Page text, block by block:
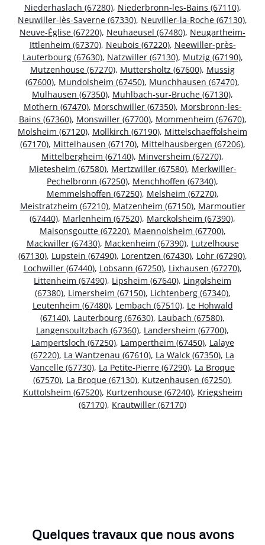
Niederhaslach (67280), Niederbronn-les-Bains (67110),
Neuwiller-lès-Saverne (67330), Neuviller-la-Roche (67130),
Neuve-Église (67220), Neuhaeusel (67480), Neugartheim-
Ittlenheim (67370), Neubois (67220), Neewiller-près-
Lauterbourg (67630), Natzwiller (67130), Mutzig (67190),
Mutzenhouse (67270), Muttersholtz (67600), Mussig
(67600), Mundolsheim (67450), Munchhausen (67470),
Mulhausen (67350), Muhlbach-sur-Bruche (67130),
Mothern (67470), Morschwiller (67350), Morsbronn-les-
Bains (67360), Monswiller (67700), Mommenheim (67670),
Molsheim (67120), Mollkirch (67190), Mittelschaeffolsheim
(67170), Mittelhausen (67170), Mittelhausbergen (67206),
Mittelbergheim (67140), Minversheim (67270),
Mietesheim (67580), Mertzwiller (67580), Merkwiller-
Pechelbronn (67250), Menchhoffen (67340),
Memmelshoffen (67250), Melsheim (67270),
Meistratzheim (67210), Matzenheim (67150), Marmoutier
(67440), Marlenheim (67520), Marckolsheim (67390),
Maisonsgoutte (67220), Maennolsheim (67700),
Mackwiller (67430), Mackenheim (67390), Lutzelhouse
(67130), Lupstein (67490), Lorentzen (67430), Lohr (67290),
Lochwiller (67440), Lobsann (67250), Lixhausen (67270),
Littenheim (67490), Lipsheim (67640), Lingolsheim
(67380), Limersheim (67150), Lichtenberg (67340),
Leutenheim (67480), Lembach (67510), Le Hohwald
(67140), Lauterbourg (67630), Laubach (67580),
Langensoultzbach (67360), Landersheim (67700),
Lampertsloch (67250), Lampertheim (67450), Lalaye
(67220), La Wantzenau (67610), La Walck (67350), La
Vancelle (67730), La Petite-Pierre (67290), La Broque
(67570), La Broque (67130), Kutzenhausen (67250),
Kuttolsheim (67520), Kurtzenhouse (67240), Kriegsheim
(67170), Krautwiller (67170)
Quelques travaux que nous avons